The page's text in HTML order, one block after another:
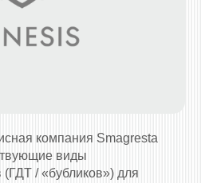
компания Smagresta
виды
/ «бубликов») для